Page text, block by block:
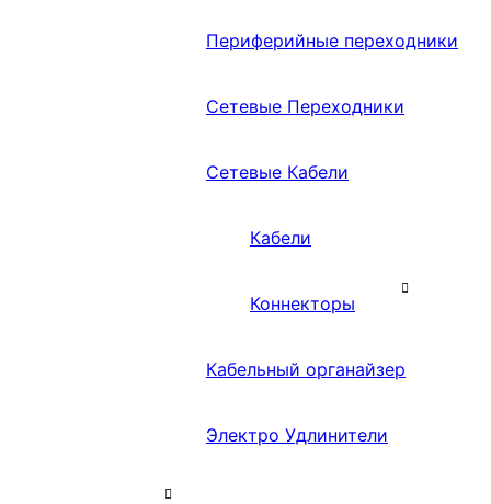
Периферийные переходники
Сетевые Переходники
Сетевые Кабели
Кабели
Коннекторы
Кабельный органайзер
Электро Удлинители